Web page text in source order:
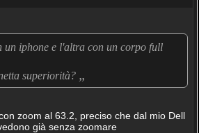
un iphone e l'altra con un corpo full
superiorità? „
zoom al 63.2, preciso che dal mio Dell
già senza zoomare